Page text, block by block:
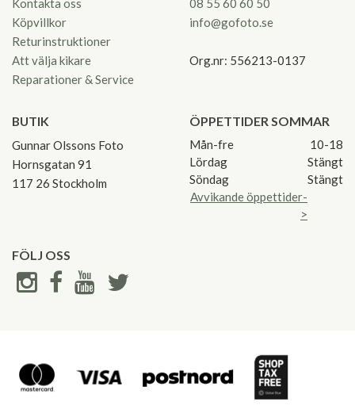
Kontakta oss
Köpvillkor
Returinstruktioner
Att välja kikare
Reparationer & Service
08 55 60 60 50
info@gofoto.se
Org.nr: 556213-0137
BUTIK
Gunnar Olssons Foto
Hornsgatan 91
117 26 Stockholm
ÖPPETTIDER SOMMAR
Mån-fre
10-18
Lördag
Stängt
Söndag
Stängt
Avvikande öppettider-
>
FÖLJ OSS